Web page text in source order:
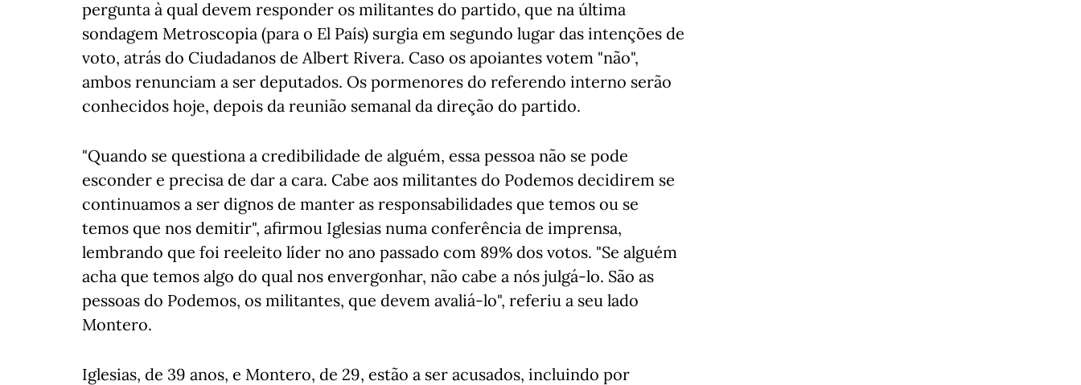
pergunta à qual devem responder os militantes do partido, que na última
sondagem Metroscopia (para o El País) surgia em segundo lugar das intenções de
voto, atrás do Ciudadanos de Albert Rivera. Caso os apoiantes votem "não",
ambos renunciam a ser deputados. Os pormenores do referendo interno serão
conhecidos hoje, depois da reunião semanal da direção do partido.
"Quando se questiona a credibilidade de alguém, essa pessoa não se pode
esconder e precisa de dar a cara. Cabe aos militantes do Podemos decidirem se
continuamos a ser dignos de manter as responsabilidades que temos ou se
temos que nos demitir", afirmou Iglesias numa conferência de imprensa,
lembrando que foi reeleito líder no ano passado com 89% dos votos. "Se alguém
acha que temos algo do qual nos envergonhar, não cabe a nós julgá-lo. São as
pessoas do Podemos, os militantes, que devem avaliá-lo", referiu a seu lado
Montero.
Iglesias, de 39 anos, e Montero, de 29, estão a ser acusados, incluindo por